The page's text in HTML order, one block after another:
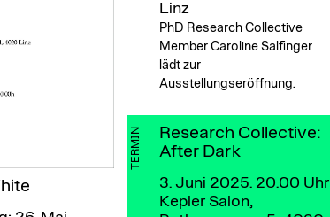
Linz
PhD Research Collective
Member Caroline Salfinger
lädt zur
Ausstellungseröffnung.
TERMIN
Research Collective:
After Dark
3. Juni 2025. 20.00 Uhr
Kepler Salon,